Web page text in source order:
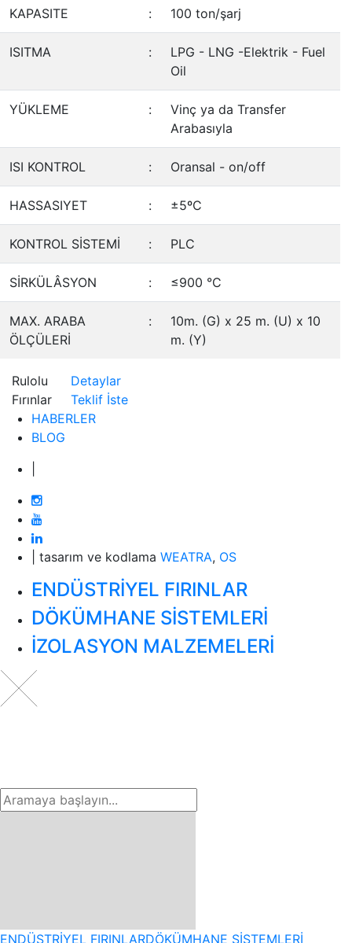
KAPASITE : 100 ton/şarj
ISITMA :
LPG - LNG -Elektrik - Fuel
Oil
YÜKLEME :
Vinç ya da Transfer
Arabasıyla
ISI KONTROL : Oransal - on/off
HASSASIYET : ±5ºC
KONTROL SİSTEMİ : PLC
SİRKÜLÂSYON : ≤900 °C
MAX. ARABA
ÖLÇÜLERİ
:
10m. (G) x 25 m. (U) x 10
m. (Y)
Rulolu
Fırınlar
Detaylar
Teklif İste
HABERLER
BLOG
| tasarım ve kodlama WEATRA, OS
ENDÜSTRİYEL FIRINLAR
DÖKÜMHANE SİSTEMLERİ
İZOLASYON MALZEMELERİ
ENDÜSTRİYEL FIRINLARDÖKÜMHANE SİSTEMLERİ